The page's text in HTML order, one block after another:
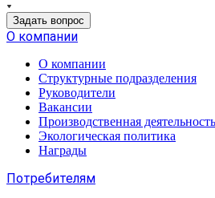
Задать вопрос
О компании
О компании
Структурные подразделения
Руководители
Вакансии
Производственная деятельность
Экологическая политика
Награды
Потребителям